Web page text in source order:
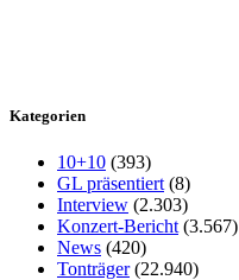
Kategorien
10+10 (393)
GL präsentiert (8)
Interview (2.303)
Konzert-Bericht (3.567)
News (420)
Tonträger(22.940)